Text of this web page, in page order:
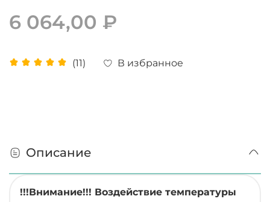
(11) В избранное
6 064,00 ₽
Описание
!!!Внимание!!! Воздействие температуры